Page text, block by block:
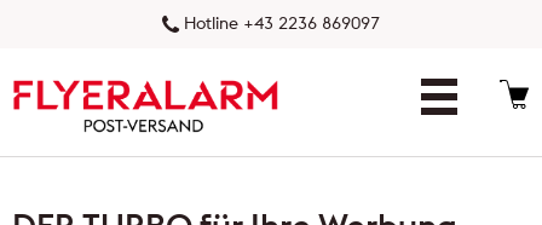
Hotline +43 2236 869097